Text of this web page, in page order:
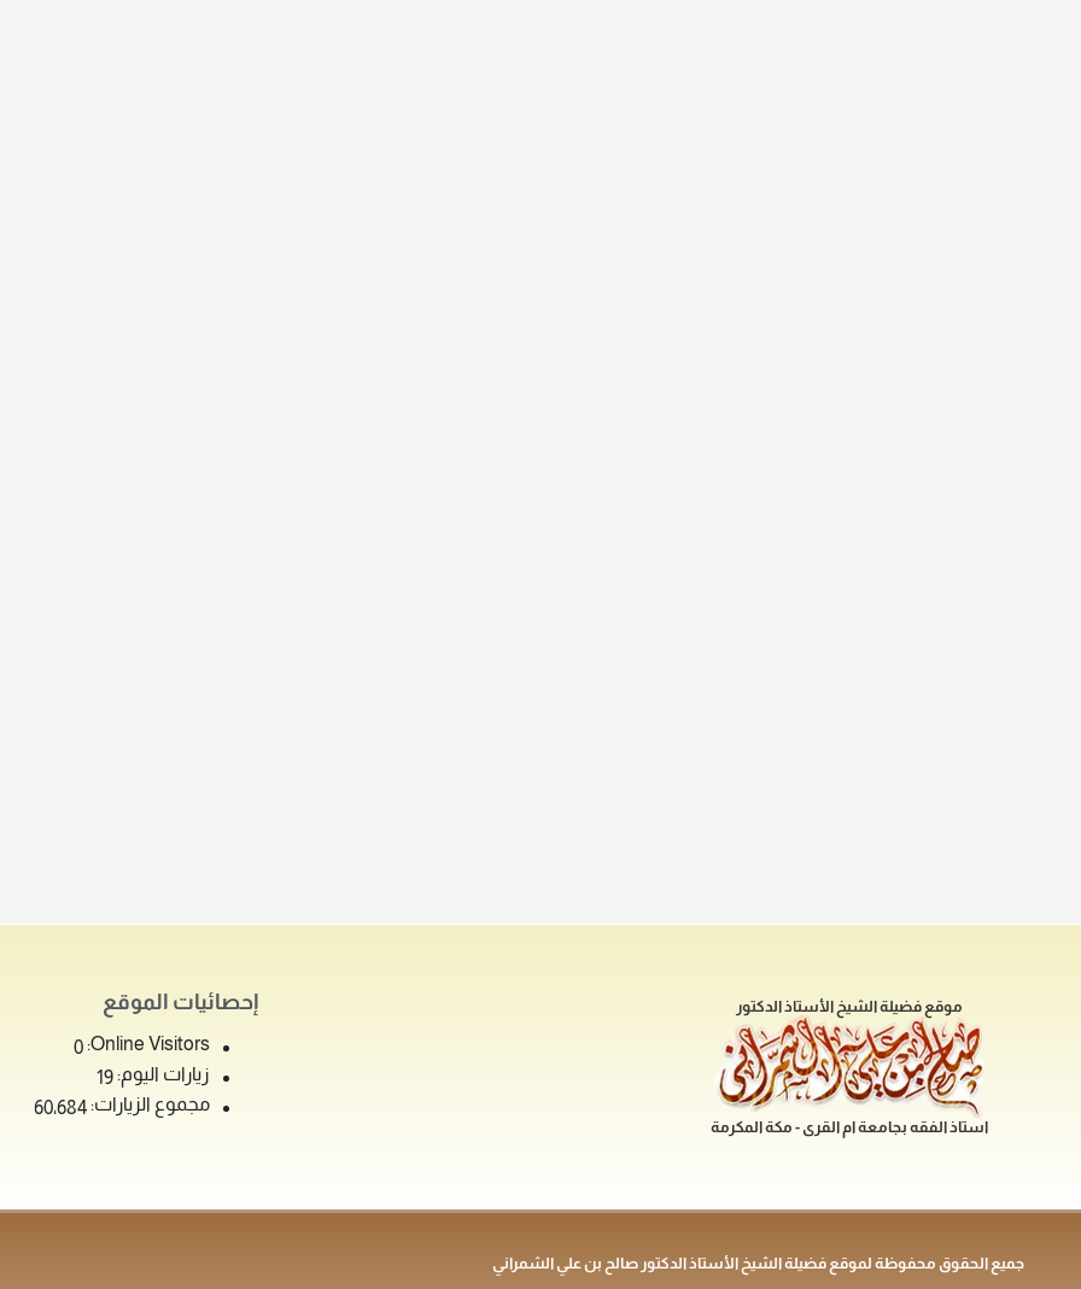
موقع فضيلة الشيخ الأستاذ الدكتور
استاذ الفقه بجامعة ام القرى - مكة المكرمة
إحصائيات الموقع
Online Visitors:
0
زيارات اليوم: 19
مجموع الزيارات: 60٬684
جميع الحقوق محفوظة لموقع فضيلة الشيخ الأستاذ الدكتور صالح بن علي الشمراني